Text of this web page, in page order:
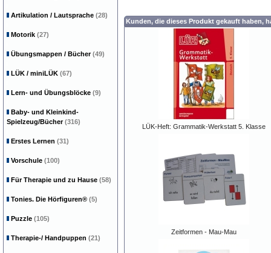
Kunden, die dieses Produkt gekauft haben,
LÜK-Heft: Grammatik-Werkstatt 5. Klasse
Zeitformen - Mau-Mau
Artikulation / Lautsprache (28)
Motorik (27)
Übungsmappen / Bücher(49)
LÜK / miniLÜK (67)
Lern- und Übungsblöcke (9)
Baby- und Kleinkind-
Spielzeug/Bücher(316)
Erstes Lernen (31)
Vorschule (100)
Für Therapie und zu Hause (58)
Tonies. Die Hörfiguren® (5)
Puzzle (105)
Therapie-/ Handpuppen (21)